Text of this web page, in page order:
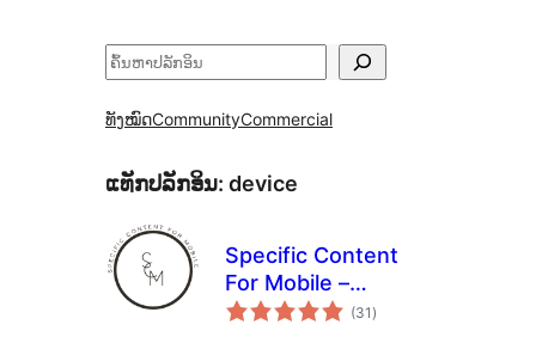
ຄົ້ນຫາ
ທັງໝົດCommunityCommercial
ແທັກປລັກອິນ: device
Specific Content
For Mobile –
Customize the
(31 ຄະແນນ
ທັງໝົດ
)